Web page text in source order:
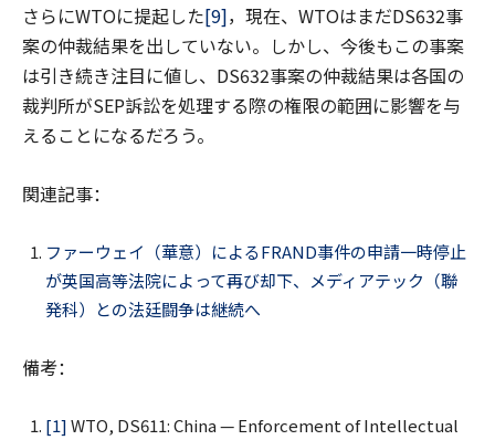
さらにWTOに提起した[9]，現在、WTOはまだDS632事
案の仲裁結果を出していない。しかし、今後もこの事案
は引き続き注目に値し、DS632事案の仲裁結果は各国の
裁判所がSEP訴訟を処理する際の権限の範囲に影響を与
えることになるだろう。
関連記事：
ファーウェイ（華意）によるFRAND事件の申請一時停止
が英国高等法院によって再び却下、メディアテック（聯
発科）との法廷闘争は継続へ
備考：
[1]WTO, DS611: China — Enforcement of Intellectual